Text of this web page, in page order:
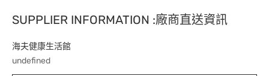
SUPPLIER INFORMATION :廠商直送資訊
海夫健康生活館
undefined